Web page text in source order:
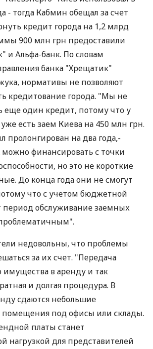
- тогда Кабмин обещал за счет
кредит города на 1,2 млрд
900 млн грн предоставили
и Альфа-банк. По словам
банка "Хрещатик"
нормативы не позволяют
кредитование города. "Мы не
один кредит, потому что у
есть заем Киева на 450 млн грн.
пролонгирован на два года,-
можно финансировать с точки
но это не короткие
До конца года они не смогут
что с учетом бюджетной
период обслуживание заемных
недовольны, что проблемы
за их счет. "Передача
имущества в аренду и так
и долгая процедура. В
сдаются небольшие
под офисы или склады.
платы станет
нагрузкой для представителей